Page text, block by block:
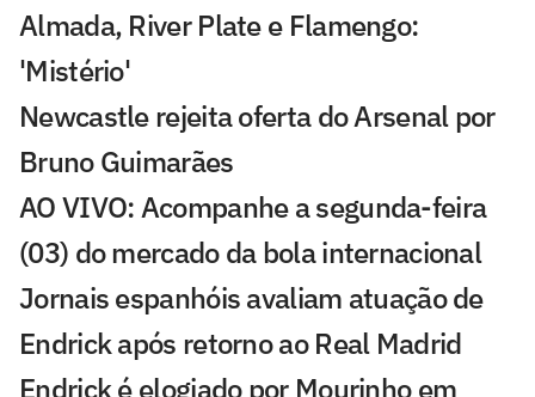
Almada, River Plate e Flamengo:
'Mistério'
Newcastle rejeita oferta do Arsenal por
Bruno Guimarães
AO VIVO: Acompanhe a segunda-feira
(03) do mercado da bola internacional
Jornais espanhóis avaliam atuação de
Endrick após retorno ao Real Madrid
Endrick é elogiado por Mourinho em